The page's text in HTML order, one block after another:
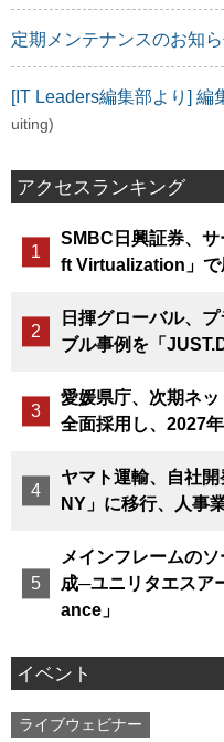
定期メンテナンスのお知
[IT Leaders編集部より] 編
uiting)
アクセスランキング
SMBC日興証券、
ft Virtualization」で
日揮グローバル、
ブル事例を「
愛媛県庁、次期ネ
全面採用し、2027
ヤマト運輸、自社
NY」に移行、人事
メインフレームの
成─ユニリタエスア
ance」
イベント
ライブウェビナー